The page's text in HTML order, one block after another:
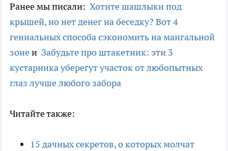
Ранее мы писали: Хотите шашлыки под
крышей, но нет денег на беседку? Вот 4
гениальных способа сэкономить на мангальной
зонеи Забудьте про штакетник: эти 3
кустарника уберегут участок от любопытных
глаз лучше любого забора
Читайте также:
15 дачных секретов, о которых молчат